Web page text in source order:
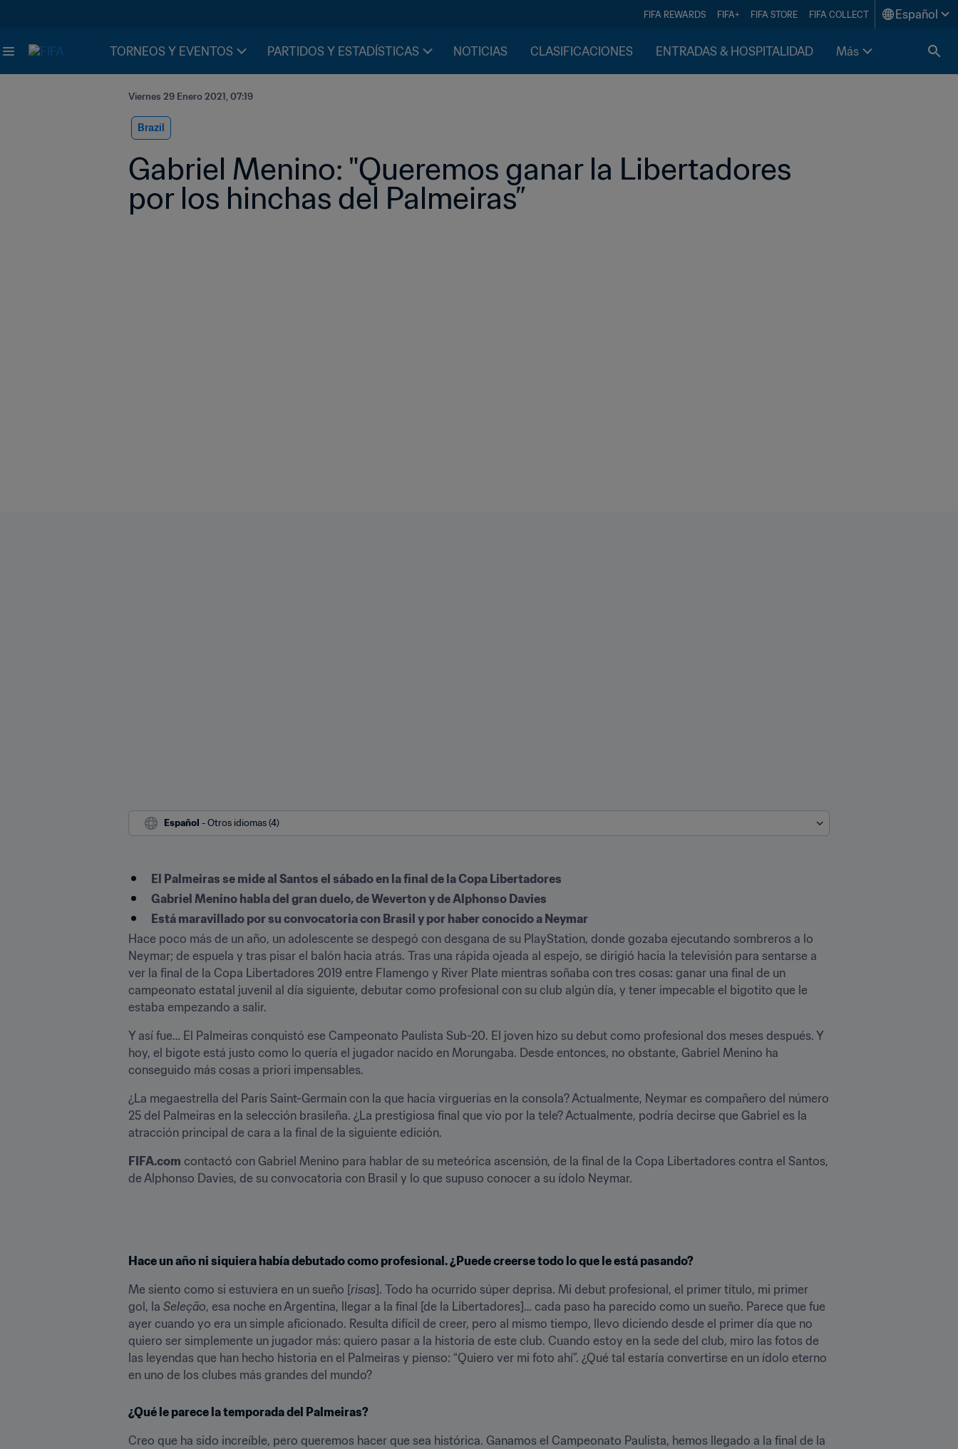
FIFA REWARDS FIFA+ FIFA STORE FIFA COLLECT Español
TORNEOS Y EVENTOS PARTIDOS Y ESTADÍSTICAS NOTICIAS CLASIFICACIONES ENTRADAS & HOSPITALIDAD Más
Viernes 29 Enero 2021, 07:19
Brazil
Gabriel Menino: "Queremos ganar la Libertadores
por los hinchas del Palmeiras”
Español - Otros idiomas (4)
El Palmeiras se mide al Santos el sábado en la final de la Copa Libertadores
Gabriel Menino habla del gran duelo, de Weverton y de Alphonso Davies
Está maravillado por su convocatoria con Brasil y por haber conocido a Neymar
Hace poco más de un año, un adolescente se despegó con desgana de su PlayStation, donde gozaba ejecutando sombreros a lo
Neymar; de espuela y tras pisar el balón hacia atrás. Tras una rápida ojeada al espejo, se dirigió hacia la televisión para sentarse a
ver la final de la Copa Libertadores 2019 entre Flamengo y River Plate mientras soñaba con tres cosas: ganar una final de un
campeonato estatal juvenil al día siguiente, debutar como profesional con su club algún día, y tener impecable el bigotito que le
estaba empezando a salir.
Y así fue… El Palmeiras conquistó ese Campeonato Paulista Sub-20. El joven hizo su debut como profesional dos meses después. Y
hoy, el bigote está justo como lo quería el jugador nacido en Morungaba. Desde entonces, no obstante, Gabriel Menino ha
conseguido más cosas a priori impensables.
¿La megaestrella del París Saint-Germain con la que hacía virguerías en la consola? Actualmente, Neymar es compañero del número
25 del Palmeiras en la selección brasileña. ¿La prestigiosa final que vio por la tele? Actualmente, podría decirse que Gabriel es la
atracción principal de cara a la final de la siguiente edición.
FIFA.com contactó con Gabriel Menino para hablar de su meteórica ascensión, de la final de la Copa Libertadores contra el Santos,
de Alphonso Davies, de su convocatoria con Brasil y lo que supuso conocer a su ídolo Neymar.
Hace un año ni siquiera había debutado como profesional. ¿Puede creerse todo lo que le está pasando?
Me siento como si estuviera en un sueño [risas]. Todo ha ocurrido súper deprisa. Mi debut profesional, el primer título, mi primer
gol, la Seleção, esa noche en Argentina, llegar a la final [de la Libertadores]… cada paso ha parecido como un sueño. Parece que fue
ayer cuando yo era un simple aficionado. Resulta difícil de creer, pero al mismo tiempo, llevo diciendo desde el primer día que no
quiero ser simplemente un jugador más: quiero pasar a la historia de este club. Cuando estoy en la sede del club, miro las fotos de
las leyendas que han hecho historia en el Palmeiras y pienso: “Quiero ver mi foto ahí”. ¿Qué tal estaría convertirse en un ídolo eterno
en uno de los clubes más grandes del mundo?
¿Qué le parece la temporada del Palmeiras?
Creo que ha sido increíble, pero queremos hacer que sea histórica. Ganamos el Campeonato Paulista, hemos llegado a la final de la